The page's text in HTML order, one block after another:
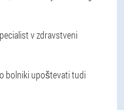
v zdravstveni
bolniki upoštevati tudi